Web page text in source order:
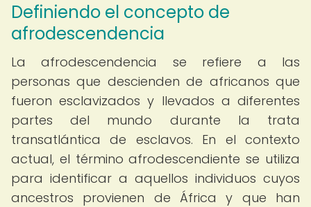
Definiendo el concepto de
afrodescendencia
La afrodescendencia se refiere a las
personas que descienden de africanos que
fueron esclavizados y llevados a diferentes
partes del mundo durante la trata
transatlántica de esclavos. En el contexto
actual, el término afrodescendiente se utiliza
para identificar a aquellos individuos cuyos
ancestros provienen de África y que han